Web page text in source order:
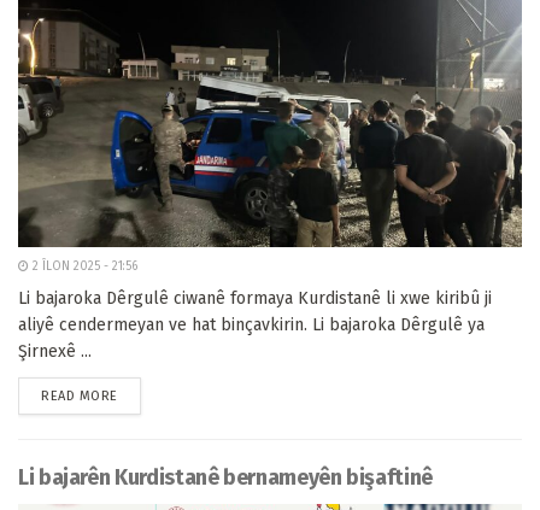
2 ÎLON 2025 - 21:56
Li bajaroka Dêrgulê ciwanê formaya Kurdistanê li xwe kiribû ji
aliyê cendermeyan ve hat binçavkirin. Li bajaroka Dêrgulê ya
Şirnexê ...
READ MORE
Li bajarên Kurdistanê bernameyên bişaftinê